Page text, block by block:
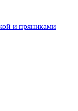
и пряниками